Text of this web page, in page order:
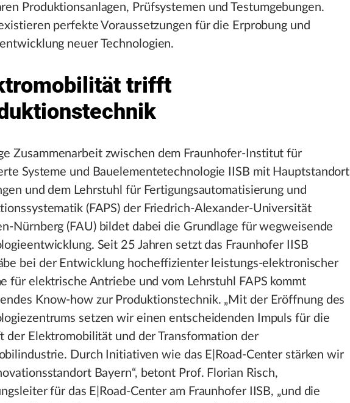
Produktionsanlagen, Prüfsystemen und Testumgebungen.
perfekte Voraussetzungen für die Erprobung und
neuer Technologien.
trifft
Zusammenarbeit zwischen dem Fraunhofer-Institut für
Systeme und Bauelementetechnologie IISB mit Hauptstandort
und dem Lehrstuhl für Fertigungsautomatisierung und
(FAPS) der Friedrich-Alexander-Universität
Nürnberg (FAU) bildet dabei die Grundlage für wegweisende
Seit 25 Jahren setzt das Fraunhofer IISB
bei der Entwicklung hocheffizienter leistungs-elektronischer
für elektrische Antriebe und vom Lehrstuhl FAPS kommt
Know-how zur Produktionstechnik. „Mit der Eröffnung des
setzen wir einen entscheidenden Impuls für die
der Elektromobilität und der Transformation der
Durch Initiativen wie das E|Road-Center stärken wir
Bayern“, betont Prof. Florian Risch,
für das E|Road-Center am Fraunhofer IISB, „und die